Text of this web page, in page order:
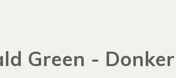
Green - Donker